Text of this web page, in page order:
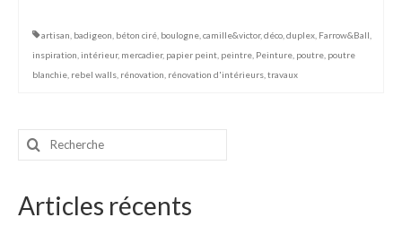
artisan badigeon béton ciré boulogne camille&victor, déco duplex Farrow&Ball
inspiration intérieur, mercadier, papier peint peintre Peinture poutre poutre
blanchie rebel walls rénovation rénovation d'intérieurs travaux
Rechercher
Articles récents